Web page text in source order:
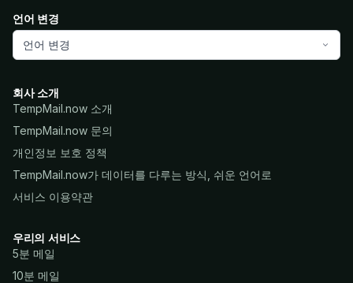
언어 변경
언어 변경
회사 소개
TempMail.now 소개
TempMail.now 문의
개인정보 보호 정책
TempMail.now가 데이터를 다루는 방식, 쉬운 언어로
서비스 이용약관
우리의 서비스
5분 메일
10분 메일